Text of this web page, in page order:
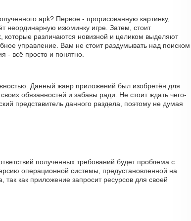
apk? Первое - прорисованную картинку,
неординарную изюминку игре. Затем, стоит
которые различаются новизной и целиком выделяют
управление. Вам не стоит раздумывать над поиском
- всё просто и понятно.
Данный жанр приложений был изобретён для
обязанностей и забавы ради. Не стоит ждать чего-
представитель данного раздела, поэтому не думая
полученных требований будет проблема с
операционной системы, предустановленной на
так как приложение запросит ресурсов для своей